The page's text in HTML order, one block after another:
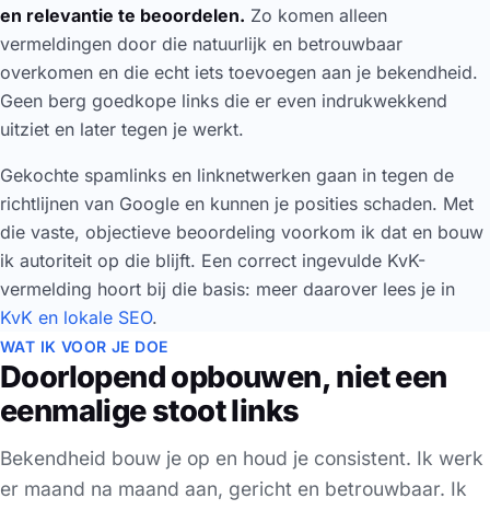
en relevantie te beoordelen. Zo komen alleen
vermeldingen door die natuurlijk en betrouwbaar
overkomen en die echt iets toevoegen aan je bekendheid.
Geen berg goedkope links die er even indrukwekkend
uitziet en later tegen je werkt.
Gekochte spamlinks en linknetwerken gaan in tegen de
richtlijnen van Google en kunnen je posities schaden. Met
die vaste, objectieve beoordeling voorkom ik dat en bouw
ik autoriteit op die blijft. Een correct ingevulde KvK-
vermelding hoort bij die basis: meer daarover lees je in
KvK en lokale SEO.
WAT IK VOOR JE DOE
Doorlopend opbouwen, niet een
eenmalige stoot links
Bekendheid bouw je op en houd je consistent. Ik werk
er maand na maand aan, gericht en betrouwbaar. Ik